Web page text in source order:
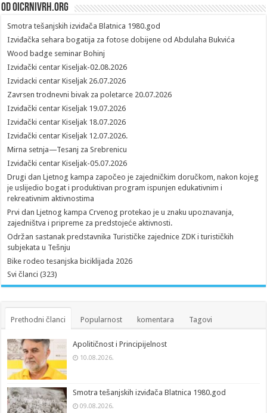
Od oicrnivrh.org
Smotra tešanjskih izviđača Blatnica 1980.god
Izviđačka sehara bogatija za fotose dobijene od Abdulaha Bukvića
Wood badge seminar Bohinj
Izviđački centar Kiseljak-02.08.2026
Izvidacki centar Kiseljak 26.07.2026
Zavrsen trodnevni bivak za poletarce 20.07.2026
Izviđački centar Kiseljak 19.07.2026
Izviđački centar Kiseljak 18.07.2026
Izviđački centar Kiseljak 12.07.2026.
Mirna setnja—Tesanj za Srebrenicu
Izviđački centar Kiseljak-05.07.2026
Drugi dan Ljetnog kampa započeo je zajedničkim doručkom, nakon kojeg
je uslijedio bogat i produktivan program ispunjen edukativnim i
rekreativnim aktivnostima
Prvi dan Ljetnog kampa Crvenog protekao je u znaku upoznavanja,
zajedništva i pripreme za predstojeće aktivnosti.
Održan sastanak predstavnika Turističke zajednice ZDK i turističkih
subjekata u Tešnju
Bike rodeo tesanjska biciklijada 2026
Svi članci (323)
Prethodni članci Popularnost komentara Tagovi
Apolitičnost i Principijelnost
10.08.2026.
Smotra tešanjskih izviđača Blatnica 1980.god
09.08.2026.